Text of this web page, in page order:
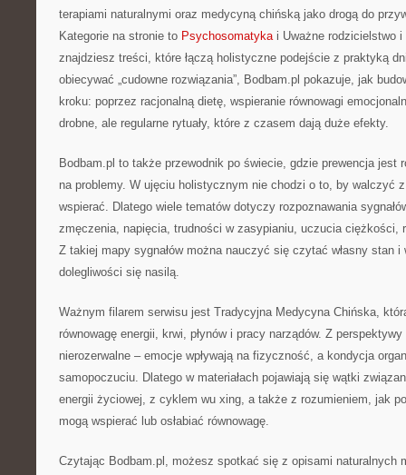
terapiami naturalnymi oraz medycyną chińską jako drogą do
Kategorie na stronie to Psychosomatykai Uważne rodzicielstwo i
znajdziesz treści, które łączą holistyczne podejście z praktyką
obiecywać „cudowne rozwiązania”, Bodbam.pl pokazuje, jak
kroku: poprzez racjonalną dietę, wspieranie równowagi
drobne, ale regularne rytuały, które z czasem dają duże efekty.
Bodbam.pl to także przewodnik po świecie, gdzie prewencja jest
na problemy. W ujęciu holistycznym nie chodzi o to, by walczyć
wspierać. Dlatego wiele tematów dotyczy rozpoznawania
zmęczenia, napięcia, trudności w zasypianiu, uczucia ciężkości,
Z takiej mapy sygnałów można nauczyć się czytać własny stan
dolegliwości się nasilą.
Ważnym filarem serwisu jest Tradycyjna Medycyna Chińska,
równowagę energii, krwi, płynów i pracy narządów. Z perspektywy
nierozerwalne – emocje wpływają na fizyczność, a kondycja
samopoczuciu. Dlatego w materiałach pojawiają się wątki
energii życiowej, z cyklem wu xing, a także z rozumieniem, jak
mogą wspierać lub osłabiać równowagę.
Czytając Bodbam.pl, możesz spotkać się z opisami naturalnych